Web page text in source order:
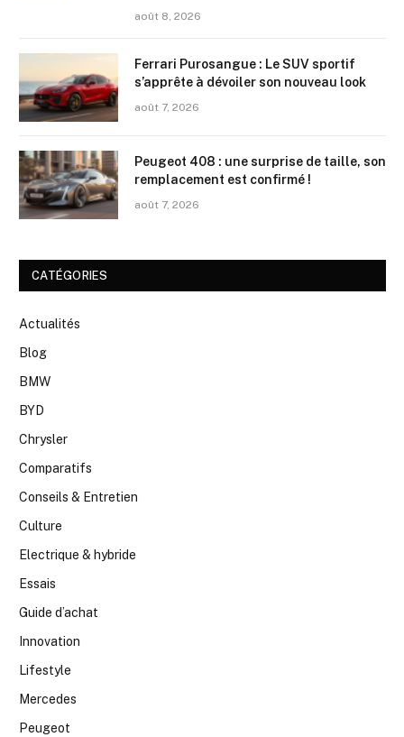
août 8, 2026
Ferrari Purosangue : Le SUV sportif
s’apprête à dévoiler son nouveau look
août 7, 2026
Peugeot 408 : une surprise de taille, son
remplacement est confirmé !
août 7, 2026
CATÉGORIES
Actualités
Blog
BMW
BYD
Chrysler
Comparatifs
Conseils & Entretien
Culture
Electrique & hybride
Essais
Guide d’achat
Innovation
Lifestyle
Mercedes
Peugeot